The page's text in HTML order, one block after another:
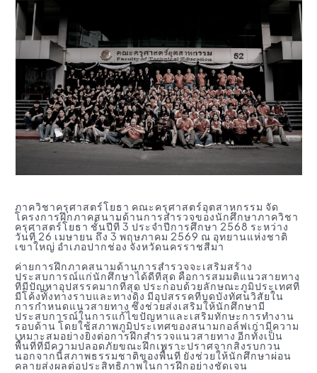
ภาควิชาครุศาสตร์โยธา คณะครุศาสตร์อุตสาหกรรม จัด
โครงการฝึกภาคสนามด้านการสำรวจของนักศึกษาภาควิชา
ครุศาสตร์โยธา ชั้นปีที่ 3 ประจำปีการศึกษา 2568 ระหว่าง
วันที่ 26 เมษายน ถึง 3 พฤษภาคม 2569 ณ อุทยานแห่งชาติ
เขาใหญ่ อำเภอปากช่อง จังหวัดนครราชสีมา
ค่ายการฝึกภาคสนามด้านการสำรวจจะเสริมสร้าง
ประสบการณ์แก่นักศึกษาได้ดีที่สุด คือการสมมติแนวสายทาง
ที่มีปัญหาอุปสรรคมากที่สุด ประกอบด้วยลักษณะภูมิประเทศที่
มีโค้งทั้งทางราบและทางดิ่ง มีอุปสรรคที่บดบังทัศนวิสัยใน
การกำหนดแนวสายทาง ซึ่งช่วยส่งเสริมให้นักศึกษามี
ประสบการณ์ในการแก้ไขปัญหาและเสริมทักษะการทำงาน
รอบด้าน โดยใช้สภาพภูมิประเทศของสนามกอล์ฟเก่ามีความ
เหมาะสมอย่างยิ่งต่อการฝึกสำรวจแนวสายทาง อีกทั้งเป็น
พื้นที่ที่มีความปลอดภัยขณะฝึกเพราะปราศจากสิ่งรบกวน
นอกจากนี้สภาพธรรมชาติของพื้นที่ ยังช่วยให้นักศึกษาผ่อน
คลายส่งผลต่อประสิทธิภาพในการฝึกอย่างชัดเจน